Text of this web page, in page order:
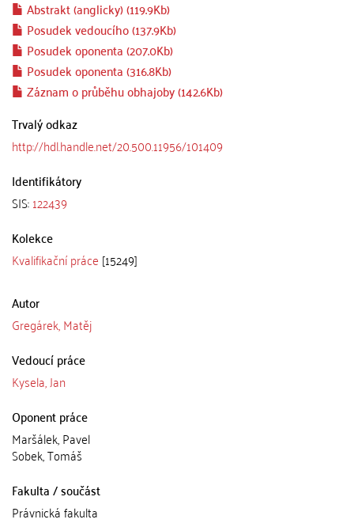
Abstrakt (anglicky) (119.9Kb)
Posudek vedoucího (137.9Kb)
Posudek oponenta (207.0Kb)
Posudek oponenta (316.8Kb)
Záznam o průběhu obhajoby (142.6Kb)
Trvalý odkaz
http://hdl.handle.net/20.500.11956/101409
Identifikátory
SIS:122439
Kolekce
Kvalifikační práce [15249]
Autor
Gregárek, Matěj
Vedoucí práce
Kysela, Jan
Oponent práce
Maršálek, Pavel
Sobek, Tomáš
Fakulta / součást
Právnická fakulta